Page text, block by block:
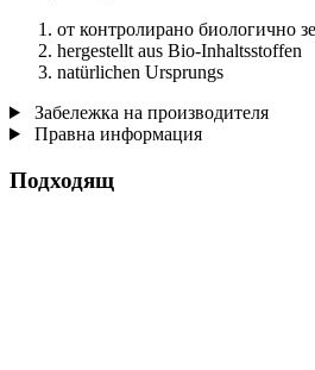
от контролирано биологично
hergestellt aus Bio-Inhaltsstoffen
natürlichen Ursprungs
Забележка на производителя
Правна информация
Подходящ